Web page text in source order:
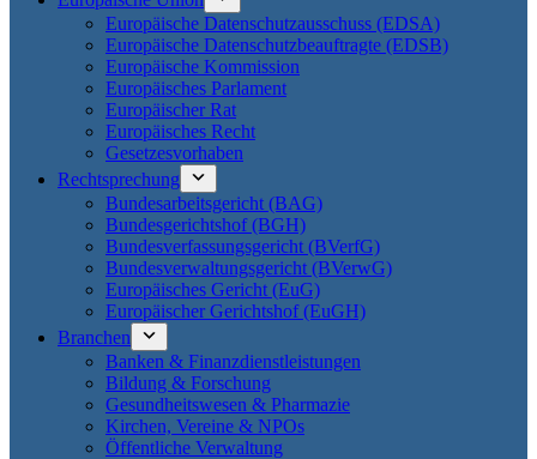
Europäische Datenschutzausschuss (EDSA)
Europäische Datenschutzbeauftragte (EDSB)
Europäische Kommission
Europäisches Parlament
Europäischer Rat
Europäisches Recht
Gesetzesvorhaben
Rechtsprechung
Bundesarbeitsgericht (BAG)
Bundesgerichtshof (BGH)
Bundesverfassungsgericht (BVerfG)
Bundesverwaltungsgericht (BVerwG)
Europäisches Gericht (EuG)
Europäischer Gerichtshof (EuGH)
Branchen
Banken & Finanzdienstleistungen
Bildung & Forschung
Gesundheitswesen & Pharmazie
Kirchen, Vereine & NPOs
Öffentliche Verwaltung